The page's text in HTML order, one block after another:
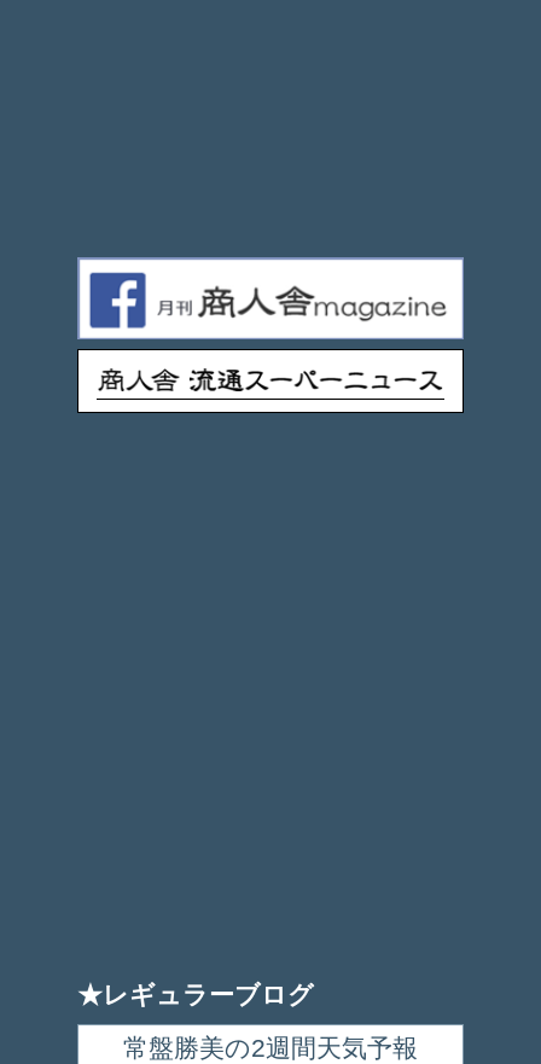
★レギュラーブログ
常盤勝美の2週間天気予報